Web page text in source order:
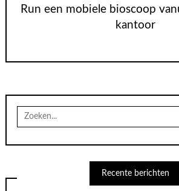
Run een mobiele bioscoop
kantoor
Search
for:
Recente berichten